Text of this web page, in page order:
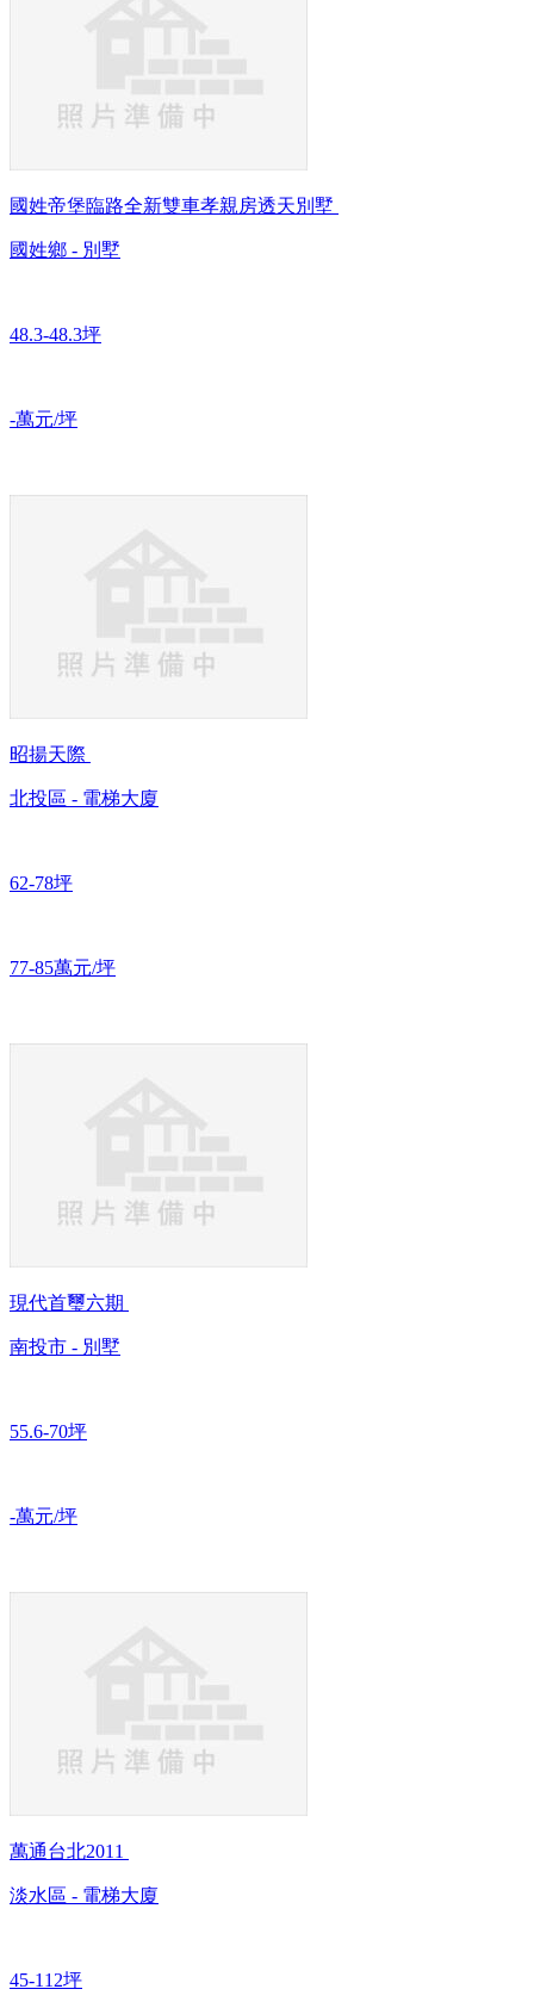
國姓帝堡臨路全新雙車孝親房透天別墅
國姓鄉 - 別墅
48.3-48.3坪
-萬元/坪
昭揚天際
北投區 - 電梯大廈
62-78坪
77-85萬元/坪
現代首璽六期
南投市 - 別墅
55.6-70坪
-萬元/坪
萬通台北2011
淡水區 - 電梯大廈
45-112坪